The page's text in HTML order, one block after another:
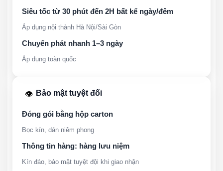
Siêu tốc từ 30 phút đến 2H bất kể ngày/đêm
Áp dụng nội thành Hà Nội/Sài Gòn
Chuyển phát nhanh 1–3 ngày
Áp dụng toàn quốc
👁️ Bảo mật tuyệt đối
Đóng gói bằng hộp carton
Bọc kín, dán niêm phong
Thông tin hàng: hàng lưu niệm
Kín đáo, bảo mật tuyệt đội khi giao nhận